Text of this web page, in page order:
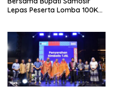
Lepas Peserta Lomba 100K